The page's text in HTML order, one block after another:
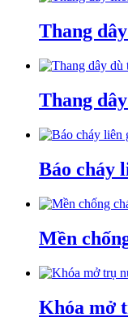
Thang
Thang
Báo cháy
Mền
Khóa mở